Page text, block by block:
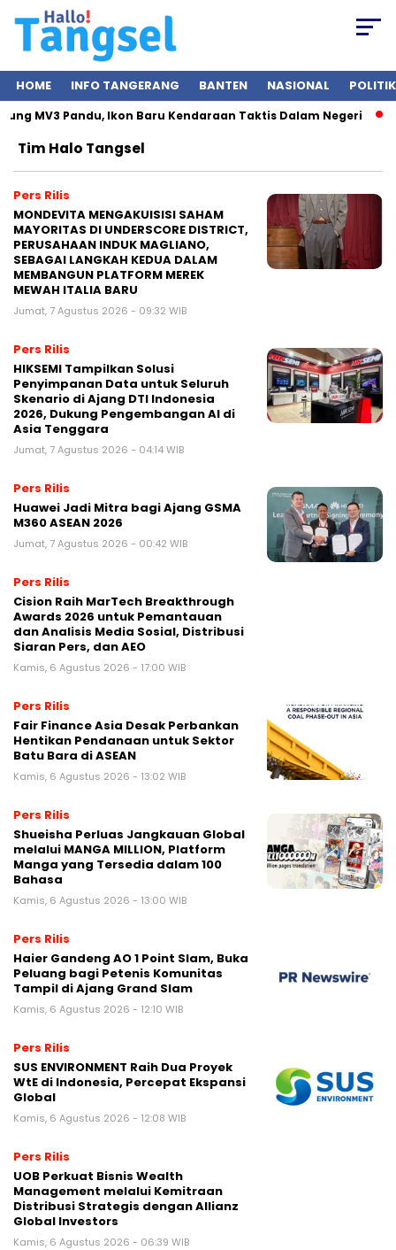
HOME INFO TANGERANG BANTEN NASIONAL POLITIK
MV3 Pandu, Ikon Baru Kendaraan Taktis Dalam Negeri
Tim Halo Tangsel
Pers Rilis
MONDEVITA MENGAKUISISI SAHAM
MAYORITAS DI UNDERSCORE DISTRICT,
PERUSAHAAN INDUK MAGLIANO,
SEBAGAI LANGKAH KEDUA DALAM
MEMBANGUN PLATFORM MEREK
MEWAH ITALIA BARU
Jumat, 7 Agustus 2026 - 09:32 WIB
Pers Rilis
HIKSEMI Tampilkan Solusi
Penyimpanan Data untuk Seluruh
Skenario di Ajang DTI Indonesia
2026, Dukung Pengembangan AI di
Asia Tenggara
Jumat, 7 Agustus 2026 - 04:14 WIB
Pers Rilis
Huawei Jadi Mitra bagi Ajang GSMA
M360 ASEAN 2026
Jumat, 7 Agustus 2026 - 00:42 WIB
Pers Rilis
Cision Raih MarTech Breakthrough
Awards 2026 untuk Pemantauan
dan Analisis Media Sosial, Distribusi
Siaran Pers, dan AEO
Kamis, 6 Agustus 2026 - 17:00 WIB
Pers Rilis
Fair Finance Asia Desak Perbankan
Hentikan Pendanaan untuk Sektor
Batu Bara di ASEAN
Kamis, 6 Agustus 2026 - 13:02 WIB
Pers Rilis
Shueisha Perluas Jangkauan Global
melalui MANGA MILLION, Platform
Manga yang Tersedia dalam 100
Bahasa
Kamis, 6 Agustus 2026 - 13:00 WIB
Pers Rilis
Haier Gandeng AO 1 Point Slam, Buka
Peluang bagi Petenis Komunitas
Tampil di Ajang Grand Slam
Kamis, 6 Agustus 2026 - 12:10 WIB
Pers Rilis
SUS ENVIRONMENT Raih Dua Proyek
WtE di Indonesia, Percepat Ekspansi
Global
Kamis, 6 Agustus 2026 - 12:08 WIB
Pers Rilis
UOB Perkuat Bisnis Wealth
Management melalui Kemitraan
Distribusi Strategis dengan Allianz
Global Investors
Kamis, 6 Agustus 2026 - 06:39 WIB